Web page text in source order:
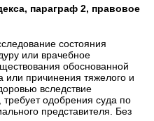
параграф 2, правовое
состояния
или врачебное
обоснованной
или причинения тяжелого и
вследствие
одобрения суда по
представителя. Без